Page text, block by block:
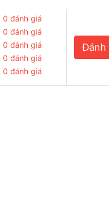
| 0 đánh giá
| 0 đánh giá
| 0 đánh giá
| 0 đánh giá
| 0 đánh giá